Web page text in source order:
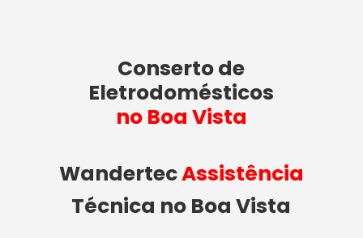
Conserto de
Eletrodomésticos
no Boa Vista
WandertecAssistência
Técnica no Boa Vista